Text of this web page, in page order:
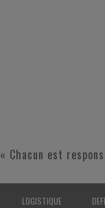
« Chacun est
LOGISTIQUE